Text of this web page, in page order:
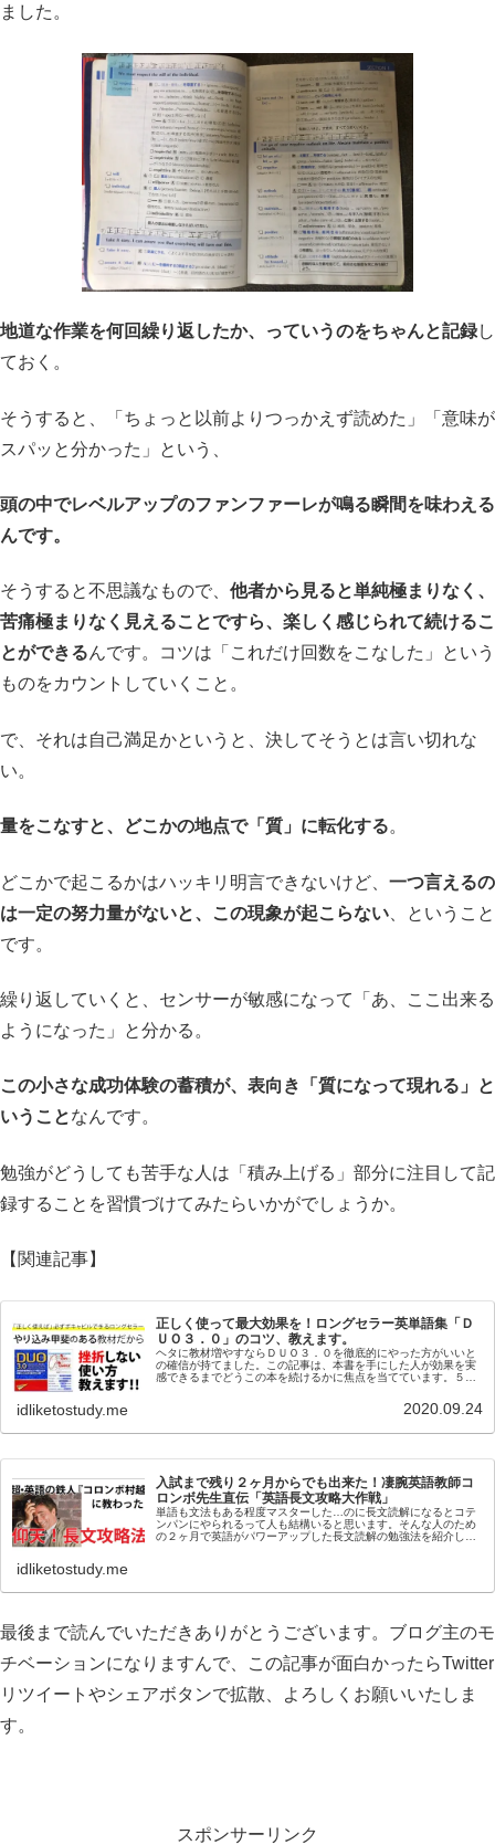
ました。
地道な作業を何回繰り返したか、っていうのをちゃんと記録し
ておく。
そうすると、「ちょっと以前よりつっかえず読めた」「意味が
スパッと分かった」という、
頭の中でレベルアップのファンファーレが鳴る瞬間を味わえる
んです。
そうすると不思議なもので、 他者から見ると単純極まりなく、
苦痛極まりなく見えることですら、楽しく感じられて続けるこ
とができるんです。コツは「これだけ回数をこなした」という
ものをカウントしていくこと。
で、それは自己満足かというと、決してそうとは言い切れな
い。
量をこなすと、どこかの地点で「質」に転化する。
どこかで起こるかはハッキリ明言できないけど、 一つ言えるの
は一定の努力量がないと、この現象が起こらない 、ということ
です。
繰り返していくと、センサーが敏感になって「あ、ここ出来る
ようになった」と分かる。
この小さな成功体験の蓄積が、表向き「質になって現れる」と
いうことなんです。
勉強がどうしても苦手な人は「積み上げる」部分に注目して記
録することを習慣づけてみたらいかがでしょうか。
【関連記事】
正しく使って最大効果を！ロングセラー英単語集「Ｄ
ＵＯ３．０」のコツ、教えます。
ヘタに教材増やすならＤＵＯ３．０を徹底的にやった方がいいと
の確信が持てました。この記事は、本書を手にした人が効果を実
感できるまでどうこの本を続けるかに焦点を当てています。５０
idliketostudy.me 2020.09.24
入試まで残り２ヶ月からでも出来た！凄腕英語教師コ
ロンボ先生直伝「英語長文攻略大作戦」
単語も文法もある程度マスターした…のに長文読解になるとコテ
ンパンにやられるって人も結構いると思います。そんな人のため
の２ヶ月で英語がパワーアップした長文読解の勉強法を紹介しま
idliketostudy.me
最後まで読んでいただきありがとうございます。ブログ主のモ
チベーションになりますんで、この記事が面白かったらTwitter
リツイートやシェアボタンで拡散、よろしくお願いいたしま
す。
スポンサーリンク